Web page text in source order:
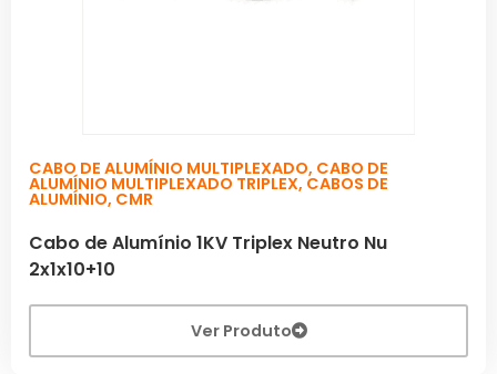
CABO DE ALUMÍNIO MULTIPLEXADO, CABO DE
ALUMÍNIO MULTIPLEXADO TRIPLEX, CABOS DE
ALUMÍNIO, CMR
Cabo de Alumínio 1KV Triplex Neutro Nu
2x1x10+10
Ver Produto